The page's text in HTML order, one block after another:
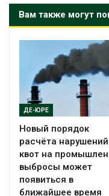
Вам также могут
ДЕ-ЮРЕ
Новый порядок
расчёта нарушений
квот на
выбросы может
появиться в
ближайшее время